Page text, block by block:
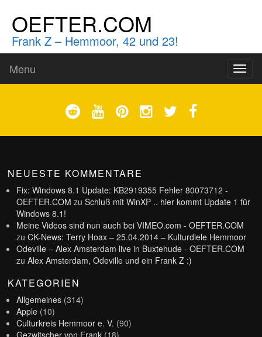
OEFTER.COM
Frank Z – Hemmoor, 42 und 23!
Menu
NEUESTE KOMMENTARE
Fix: Windows 8.1 Update: KB2919355 Fehler 80073712 -
OEFTER.COM zuSchluß mit WinXP .. hier kommt Update 1 für
Windows 8.1!
Meine Videos sind nun auch bei VIMEO.com - OEFTER.COM
zuCK-News: Terry Hoax – 25.04.2014 – Kulturdiele Hemmoor
Odeville – Alex Amsterdam live in Buxtehude - OEFTER.COM
zuAlex Amsterdam, Odeville und ein Frank Z :)
KATEGORIEN
Allgemeines (314)
Apple (10)
Culturkreis Hemmoor e. V. (90)
Gezwitscher von Frank (18)